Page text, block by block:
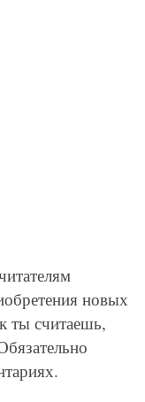
новых
ты считаешь,